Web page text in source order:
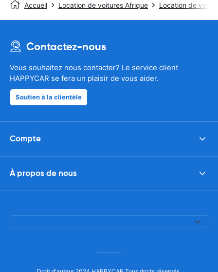
Accueil Location de voitures Afrique Location de
Contactez-nous
Vous souhaitez nous contacter? Le service client
HAPPYCAR se fera un plaisir de vous aider.
Soutien à la clientèle
Compte
À propos de nous